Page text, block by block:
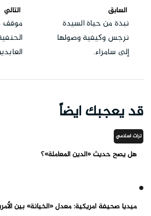
السابق
نبذة من حياة السيدة
نرجس وكيفية وصولها
إلى سامراء.
التالي
موقف
قد يعجبك ايضاً
تراث اسلامي
هل يصح حديث «الدين المعاملة»؟
ميديا صحيفة أمريكية: معدل «الخيانة» بين